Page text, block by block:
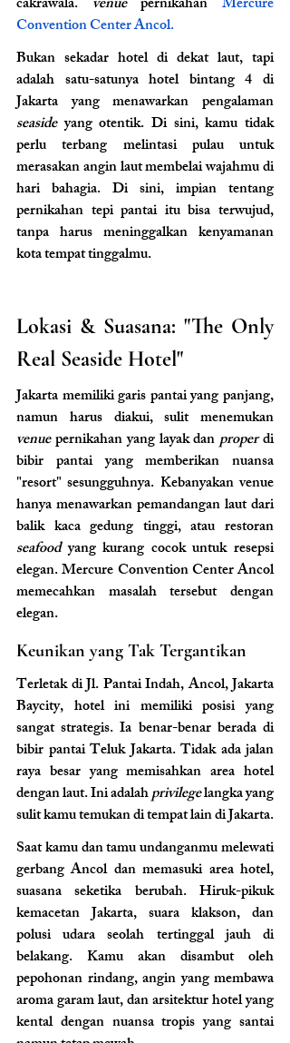
cakrawala. venue pernikahan Mercure
Convention Center Ancol.
Bukan sekadar hotel di dekat laut, tapi
adalah satu-satunya hotel bintang 4 di
seaside yang otentik. Di sini, kamu tidak
perlu terbang melintasi pulau untuk
merasakan angin laut membelai wajahmu di
hari bahagia. Di sini, impian tentang
pernikahan tepi pantai itu bisa terwujud,
tanpa harus meninggalkan kenyamanan
kota tempat tinggalmu.
Lokasi & Suasana: "The Only
Real Seaside Hotel"
Jakarta memiliki garis pantai yang panjang,
venue pernikahan yang layak dan proper di
bibir pantai yang memberikan nuansa
"resort" sesungguhnya. Kebanyakan venue
hanya menawarkan pemandangan laut dari
seafood yang kurang cocok untuk resepsi
elegan. Mercure Convention Center Ancol
memecahkan masalah tersebut dengan
elegan.
Keunikan yang Tak Tergantikan
Terletak di Jl. Pantai Indah, Ancol, Jakarta
Baycity, hotel ini memiliki posisi yang
sangat strategis. Ia benar-benar berada di
bibir pantai Teluk Jakarta. Tidak ada jalan
raya besar yang memisahkan area hotel
dengan laut. Ini adalah privilege langka yang
sulit kamu temukan di tempat lain di Jakarta.
Saat kamu dan tamu undanganmu melewati
gerbang Ancol dan memasuki area hotel,
suasana seketika berubah. Hiruk-pikuk
kemacetan Jakarta, suara klakson, dan
polusi udara seolah tertinggal jauh di
belakang. Kamu akan disambut oleh
pepohonan rindang, angin yang membawa
aroma garam laut, dan arsitektur hotel yang
kental dengan nuansa tropis yang santai